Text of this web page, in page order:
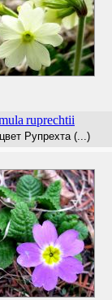
ruprechtii
Рупрехта (...)